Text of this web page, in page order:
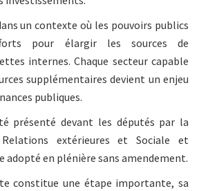
un contexte où les pouvoirs publics
pour élargir les sources de
internes. Chaque secteur capable
supplémentaires devient un enjeu
publiques.
présenté devant les députés par la
extérieures et Sociale et
adopté en plénière sans amendement.
constitue une étape importante, sa